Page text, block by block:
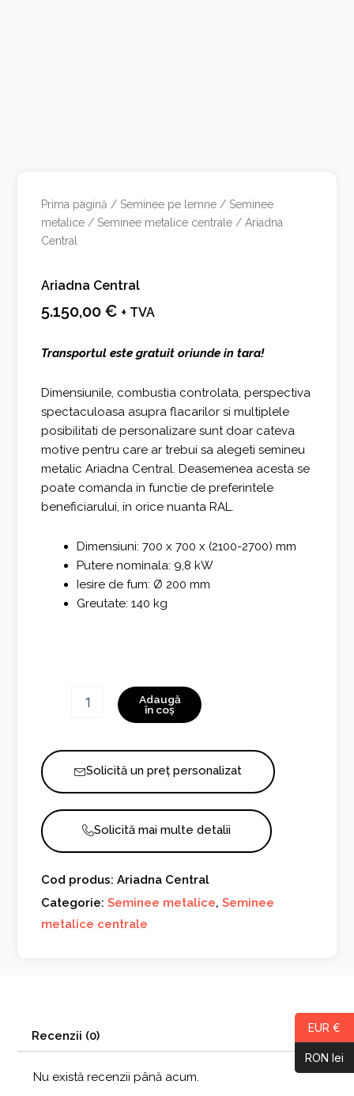
Prima pagină / Seminee pe lemne / Seminee
metalice / Seminee metalice centrale / Ariadna
Central
Ariadna Central
5.150,00€ + TVA
Transportul este gratuit oriunde in tara!
Dimensiunile, combustia controlata, perspectiva
spectaculoasa asupra flacarilor si multiplele
posibilitati de personalizare sunt doar cateva
motive pentru care ar trebui sa alegeti semineu
metalic Ariadna Central. Deasemenea acesta se
poate comanda in functie de preferintele
beneficiarului, in orice nuanta RAL.
Dimensiuni: 700 x 700 x (2100-2700) mm
Putere nominala: 9,8 kW
Iesire de fum: Ø 200 mm
Greutate: 140 kg
Adaugă
în coș
Solicită un preț personalizat
Solicită mai multe detalii
Cod produs: Ariadna Central
Categorie:Seminee metalice,Seminee
metalice centrale
Recenzii (0)
Nu există recenzii până acum.
EUR €
RON lei